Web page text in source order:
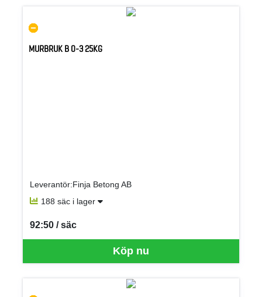
MURBRUK B 0-3 25KG
Leverantör:Finja Betong AB
188 säc i lager
Köp nu
92:50 / säc
SEK per SÄC